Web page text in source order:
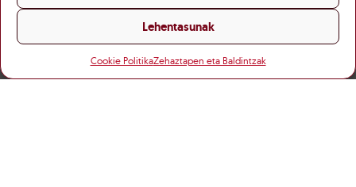
Lehentasunak
Cookie PolitikaZehaztapen eta Baldintzak